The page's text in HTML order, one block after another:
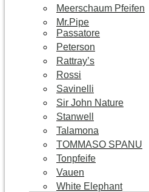
Meerschaum Pfeifen
Mr.Pipe
Passatore
Peterson
Rattray’s
Rossi
Savinelli
Sir John Nature
Stanwell
Talamona
TOMMASO SPANU
Tonpfeife
Vauen
White Elephant